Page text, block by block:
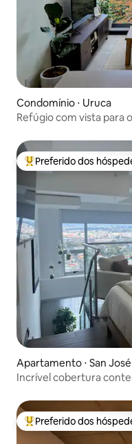
Condomínio ⋅ Uruca
Refúgio com vista para
Entre os melhores
Preferido dos
Apartamento ⋅ San José
Incrível cobertura
Entre os melhores
Preferido dos